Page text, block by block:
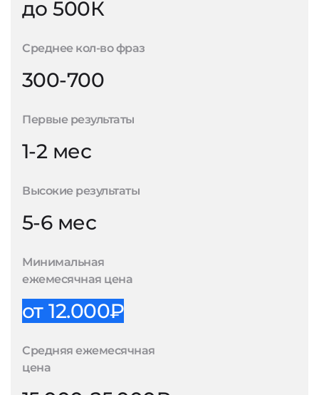
до 500К
Среднее кол-во фраз
300-700
Первые результаты
1-2 мес
Высокие результаты
5-6 мес
Минимальная
ежемесячная цена
от 12.000₽
Средняя ежемесячная
цена